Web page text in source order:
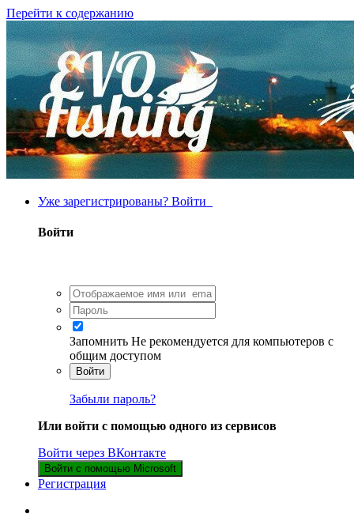
Перейти к содержанию
Уже зарегистрированы? Войти
Войти
Запомнить Не рекомендуется для компьютеров с
общим доступом
Войти
Забыли пароль?
Или войти с помощью одного из сервисов
Войти через ВКонтакте
Войти с помощью Microsoft
Регистрация